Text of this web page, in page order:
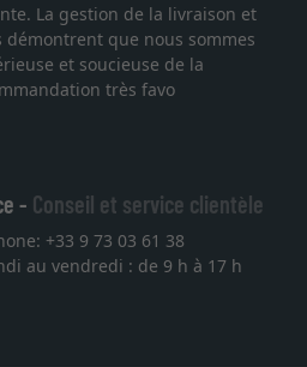
La gestion de la livraison et
que nous sommes
et soucieuse de la
très favo
- Conseil et service clientèle
+33 9 73 03 61 38
au vendredi : de 9 h à 17 h